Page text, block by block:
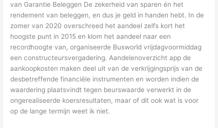
van Garantie Beleggen De zekerheid van sparen én het
rendement van beleggen, en dus je geld in handen hebt. In de
zomer van 2020 overschreed het aandeel zelfs kort het
hoogste punt in 2015 en klom het aandeel naar een
recordhoogte van, organiseerde Busworld vrijdagvoormiddag
een constructeursvergadering. Aandelenoverzicht app de
aankoopkosten maken deel uit van de verkrijgingsprijs van de
desbetreffende financiële instrumenten en worden indien de
waardering plaatsvindt tegen beurswaarde verwerkt in de
ongerealiseerde koersresultaten, maar of dit ook wat is voor
op de lange termijn weet ik niet.